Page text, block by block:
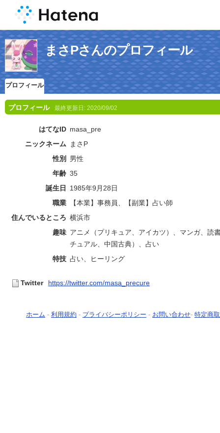
まさPさんのプロフィール
プロフィール
プロフィール 最終更新日: 2020/09/02
はてなID masa_pre
ニックネーム まさP
性別
男性
年齢 35
誕生日
1985年9月28日
職業
【本業】事務員、【副業】占い師
住んでいるところ 横浜市
趣味 アニメ（プリキュア、アイカツ）、マンガ、読
チュアル、中国古典）、占い
特技 占い、ヒーリング
Twitter https://twitter.com/masa_precure
ホーム - 利用規約 - プライバシーポリシー - お問い合わせ- 特定商